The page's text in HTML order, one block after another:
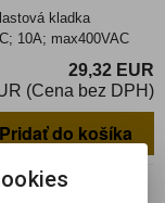
kladka
10A; max400VAC
29,32 EUR
(Cena bez DPH)
Pridať do košíka
11